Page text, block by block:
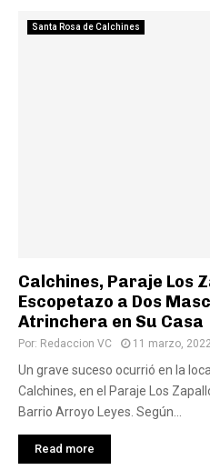
Santa Rosa de Calchines
Calchines, Paraje Los
Escopetazo a Dos
Atrinchera en Su Casa
Por: Redaccion VC 11 marzo,
Un grave suceso ocurrió en la
Calchines, en el Paraje Los
Barrio Arroyo Leyes. Según...
Read more